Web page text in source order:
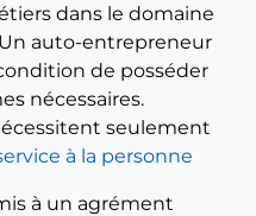
dans le domaine
auto-entrepreneur
de posséder
nécessaires.
seulement
à la personne
à un agrément